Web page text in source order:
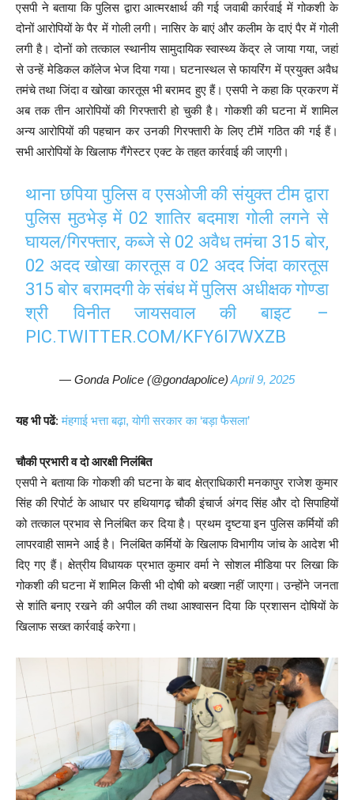
एसपी ने बताया कि पुलिस द्वारा आत्मरक्षार्थ की गई जवाबी कार्रवाई में गोकशी के
दोनों आरोपियों के पैर में गोली लगी। नासिर के बाएं और कलीम के दाएं पैर में गोली
लगी है। दोनों को तत्काल स्थानीय सामुदायिक स्वास्थ्य केंद्र ले जाया गया, जहां
से उन्हें मेडिकल कॉलेज भेज दिया गया। घटनास्थल से फायरिंग में प्रयुक्त अवैध
तमंचे तथा जिंदा व खोखा कारतूस भी बरामद हुए हैं। एसपी ने कहा कि प्रकरण में
अब तक तीन आरोपियों की गिरफ्तारी हो चुकी है। गोकशी की घटना में शामिल
अन्य आरोपियों की पहचान कर उनकी गिरफ्तारी के लिए टीमें गठित की गई हैं।
सभी आरोपियों के खिलाफ गैंगेस्टर एक्ट के तहत कार्रवाई की जाएगी।
थाना छपिया पुलिस व एसओजी की संयुक्त टीम द्वारा
पुलिस मुठभेड़ में 02 शातिर बदमाश गोली लगने से
घायल/गिरफ्तार, कब्जे से 02 अवैध तमंचा 315 बोर,
02 अदद खोखा कारतूस व 02 अदद जिंदा कारतूस
315 बोर बरामदगी के संबंध में पुलिस अधीक्षक गोण्डा
श्री विनीत जायसवाल की बाइट –
PIC.TWITTER.COM/KFY6I7WXZB
— Gonda Police (@gondapolice) April 9, 2025
यह भी पढें:मंहगाई भत्ता बढ़ा, योगी सरकार का ‘बड़ा फैसला’
चौकी प्रभारी व दो आरक्षी निलंबित
एसपी ने बताया कि गोकशी की घटना के बाद क्षेत्राधिकारी मनकापुर राजेश कुमार
सिंह की रिपोर्ट के आधार पर हथियागढ़ चौकी इंचार्ज अंगद सिंह और दो सिपाहियों
को तत्काल प्रभाव से निलंबित कर दिया है। प्रथम दृष्टया इन पुलिस कर्मियों की
लापरवाही सामने आई है। निलंबित कर्मियों के खिलाफ विभागीय जांच के आदेश भी
दिए गए हैं। क्षेत्रीय विधायक प्रभात कुमार वर्मा ने सोशल मीडिया पर लिखा कि
गोकशी की घटना में शामिल किसी भी दोषी को बख्शा नहीं जाएगा। उन्होंने जनता
से शांति बनाए रखने की अपील की तथा आश्वासन दिया कि प्रशासन दोषियों के
खिलाफ सख्त कार्रवाई करेगा।